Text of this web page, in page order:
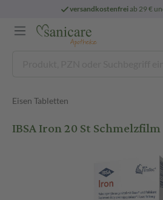
versandkostenfreiab 29 €
Eisen Tabletten
IBSA Iron 20 St Schmelzfilm